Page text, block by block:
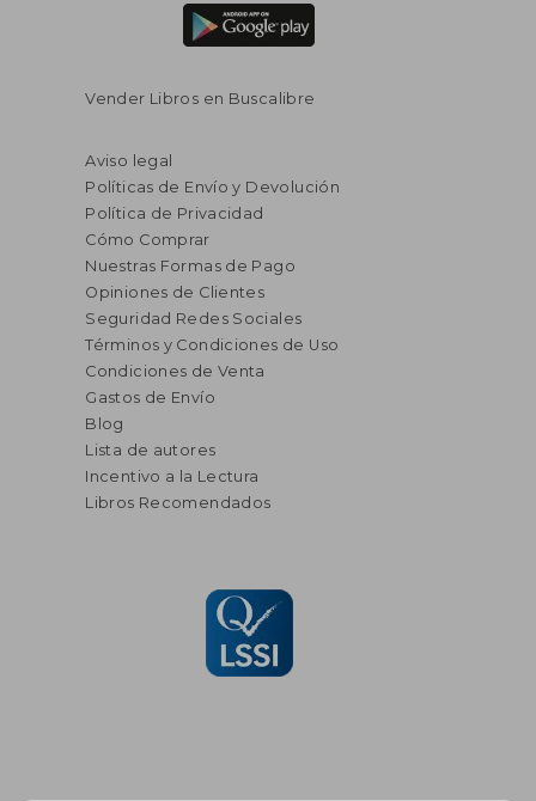
Vender Libros en Buscalibre
Aviso legal
Políticas de Envío y Devolución
Política de Privacidad
Cómo Comprar
Nuestras Formas de Pago
Opiniones de Clientes
Seguridad Redes Sociales
Términos y Condiciones de Uso
Condiciones de Venta
Gastos de Envío
Blog
Lista de autores
Incentivo a la Lectura
Libros Recomendados